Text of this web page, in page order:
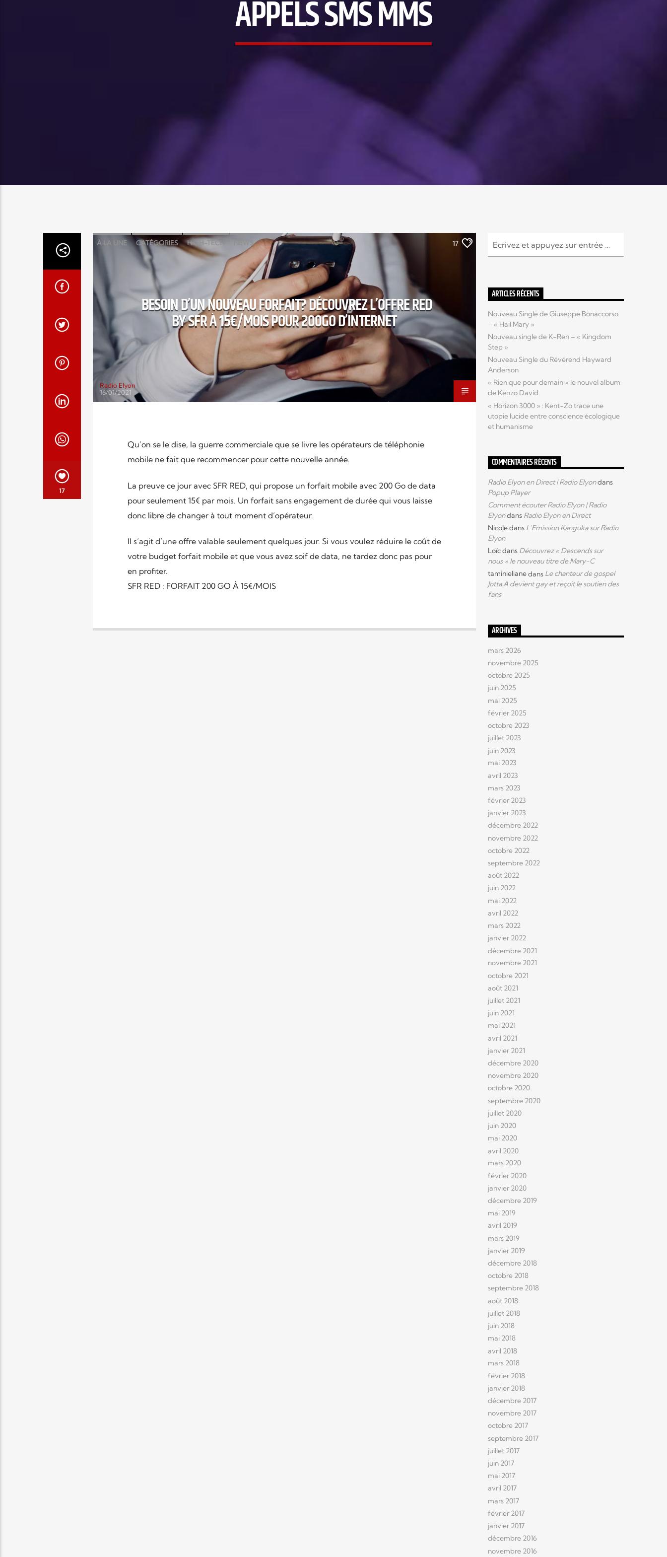
APPELS SMS MMS
17
À LA UNE CATÉGORIES HIGH-TECH NEWS 17
BESOIN D’UN NOUVEAU FORFAIT? DÉCOUVREZ L’OFFRE RED
BY SFR À 15€/MOIS POUR 200GO D’INTERNET
Radio Elyon
16/01/2021
Qu’on se le dise, la guerre commerciale que se livre les opérateurs de téléphonie
mobile ne fait que recommencer pour cette nouvelle année.
La preuve ce jour avec SFR RED, qui propose un forfait mobile avec 200 Go de data
pour seulement 15€ par mois. Un forfait sans engagement de durée qui vous laisse
donc libre de changer à tout moment d’opérateur.
Il s’agit d’une offre valable seulement quelques jour. Si vous voulez réduire le coût de
votre budget forfait mobile et que vous avez soif de data, ne tardez donc pas pour
en profiter.
SFR RED : FORFAIT 200 GO À 15€/MOIS
ARTICLES RÉCENTS
Nouveau Single de Giuseppe Bonaccorso
– « Hail Mary »
Nouveau single de K-Ren – « Kingdom
Step »
Nouveau Single du Révérend Hayward
Anderson
« Rien que pour demain » le nouvel album
de Kenzo David
« Horizon 3000 » : Kent-Zo trace une
utopie lucide entre conscience écologique
et humanisme
COMMENTAIRES RÉCENTS
Radio Elyon en Direct | Radio Elyondans
Popup Player
Comment écouter Radio Elyon | Radio
Elyondans Radio Elyon en Direct
Nicoledans L’Emission Kanguka sur Radio
Elyon
Loïcdans Découvrez « Descends sur
nous » le nouveau titre de Mary-C
taminielianedans Le chanteur de gospel
Jotta A devient gay et reçoit le soutien des
fans
ARCHIVES
mars 2026
novembre 2025
octobre 2025
juin 2025
mai 2025
février 2025
octobre 2023
juillet 2023
juin 2023
mai 2023
avril 2023
mars 2023
février 2023
janvier 2023
décembre 2022
novembre 2022
octobre 2022
septembre 2022
août 2022
juin 2022
mai 2022
avril 2022
mars 2022
janvier 2022
décembre 2021
novembre 2021
octobre 2021
août 2021
juillet 2021
juin 2021
mai 2021
avril 2021
janvier 2021
décembre 2020
novembre 2020
octobre 2020
septembre 2020
juillet 2020
juin 2020
mai 2020
avril 2020
mars 2020
février 2020
janvier 2020
décembre 2019
mai 2019
avril 2019
mars 2019
janvier 2019
décembre 2018
octobre 2018
septembre 2018
août 2018
juillet 2018
juin 2018
mai 2018
avril 2018
mars 2018
février 2018
janvier 2018
décembre 2017
novembre 2017
octobre 2017
septembre 2017
juillet 2017
juin 2017
mai 2017
avril 2017
mars 2017
février 2017
janvier 2017
décembre 2016
novembre 2016